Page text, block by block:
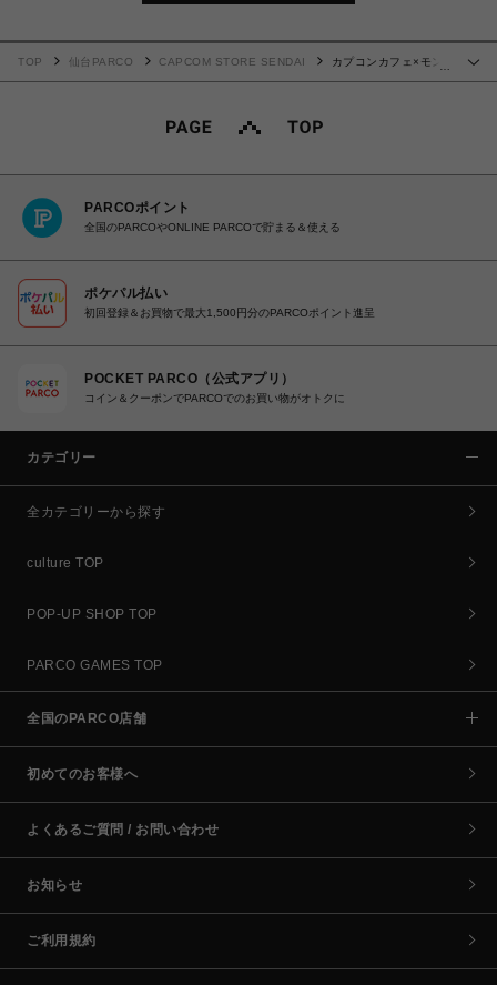
TOP 仙台PARCO CAPCOM STORE SENDAI
カプコンカフェ×モン
PARCOポイント
全国のPARCOやONLINE PARCOで貯まる＆使える
ポケパル払い
初回登録＆お買物で最大1,500円分のPARCOポイント進呈
POCKET PARCO（公式アプリ）
コイン＆クーポンでPARCOでのお買い物がオトクに
カテゴリー
全カテゴリーから探す
culture TOP
POP-UP SHOP TOP
PARCO GAMES TOP
全国のPARCO店舗
初めてのお客様へ
よくあるご質問 / お問い合わせ
お知らせ
ご利用規約